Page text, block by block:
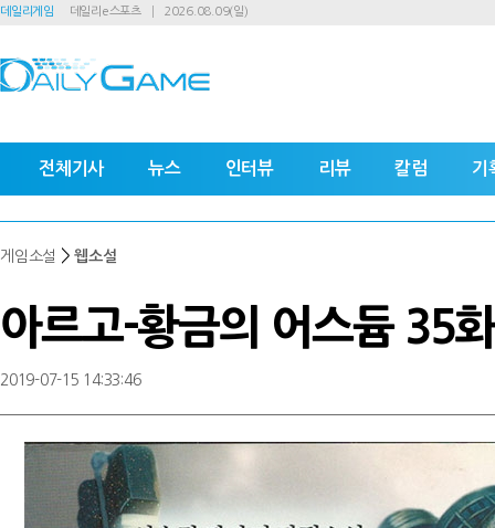
데일리게임 데일리e스포츠 2026.08.09(일)
전체기사 뉴스 인터뷰 리뷰 칼럼 기
게임소설 >웹소설
아르고-황금의 어스듐 35화
2019-07-15 14:33:46